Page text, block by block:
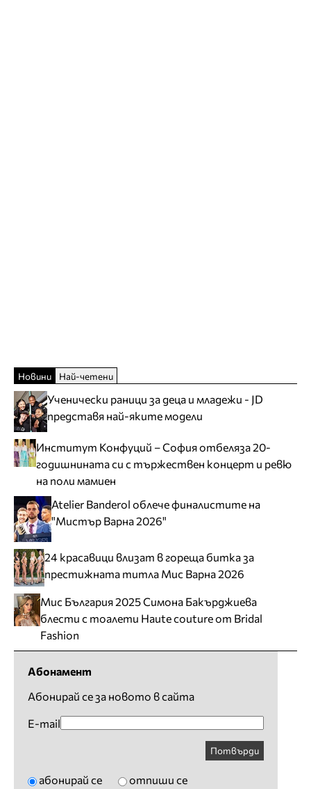
Новини Най-четени
Ученически раници за деца и младежи - JD
представя най-яките модели
Институт Конфуций – София отбеляза 20-
годишнината си с тържествен концерт и ревю
на поли мамиен
Atelier Banderol облече финалистите на
"Мистър Варна 2026"
24 красавици влизат в гореща битка за
престижната титла Мис Варна 2026
Мис България 2025 Симона Бакърджиева
блести с тоалети Haute couture от Bridal
Fashion
Абонамент
Абонирай се за новото в сайта
E-mail
Потвърди
абонирай се отпиши се